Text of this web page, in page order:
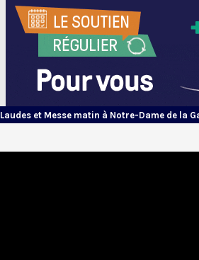
Laudes et Messe matin à Notre-Dame de la